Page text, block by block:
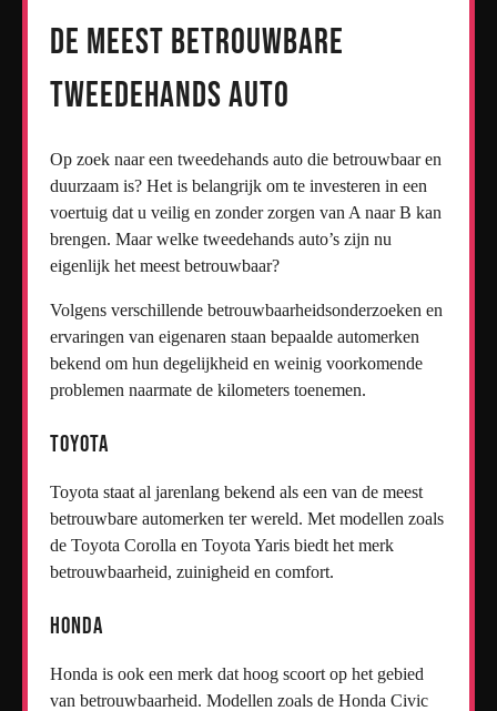
De meest betrouwbare
tweedehands auto
Op zoek naar een tweedehands auto die betrouwbaar en
duurzaam is? Het is belangrijk om te investeren in een
voertuig dat u veilig en zonder zorgen van A naar B kan
brengen. Maar welke tweedehands auto’s zijn nu
eigenlijk het meest betrouwbaar?
Volgens verschillende betrouwbaarheidsonderzoeken en
ervaringen van eigenaren staan bepaalde automerken
bekend om hun degelijkheid en weinig voorkomende
problemen naarmate de kilometers toenemen.
Toyota
Toyota staat al jarenlang bekend als een van de meest
betrouwbare automerken ter wereld. Met modellen zoals
de Toyota Corolla en Toyota Yaris biedt het merk
betrouwbaarheid, zuinigheid en comfort.
Honda
Honda is ook een merk dat hoog scoort op het gebied
van betrouwbaarheid. Modellen zoals de Honda Civic